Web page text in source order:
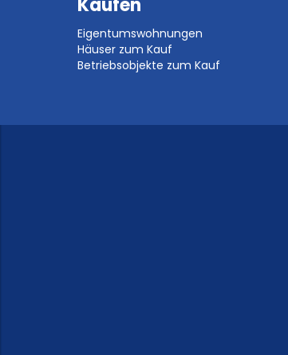
Kaufen
Eigentumswohnungen
Häuser zum Kauf
Betriebsobjekte zum Kauf